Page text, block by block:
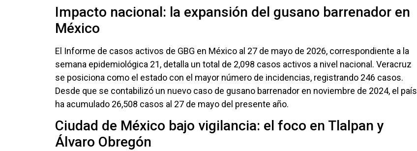
Impacto nacional: la expansión del gusano barrenador en
México
El Informe de casos activos de GBG en México al 27 de mayo de 2026, correspondiente a la
semana epidemiológica 21, detalla un total de 2,098 casos activos a nivel nacional. Veracruz
se posiciona como el estado con el mayor número de incidencias, registrando 246 casos.
Desde que se contabilizó un nuevo caso de gusano barrenador en noviembre de 2024, el país
ha acumulado 26,508 casos al 27 de mayo del presente año.
Ciudad de México bajo vigilancia: el foco en Tlalpan y
Álvaro Obregón